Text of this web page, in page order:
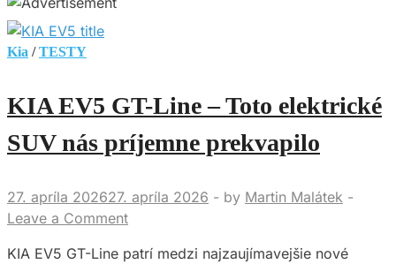
Kia /TESTY
KIA EV5 GT-Line – Toto elektrické
SUV nás príjemne prekvapilo
27. apríla 202627. apríla 2026 - by Martin Malátek -
Leave a Comment
KIA EV5 GT-Line patrí medzi najzaujímavejšie nové